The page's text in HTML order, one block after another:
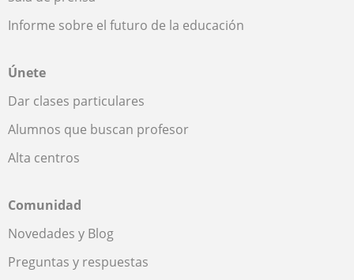
Informe sobre el futuro de la educación
Únete
Dar clases particulares
Alumnos que buscan profesor
Alta centros
Comunidad
Novedades y Blog
Preguntas y respuestas